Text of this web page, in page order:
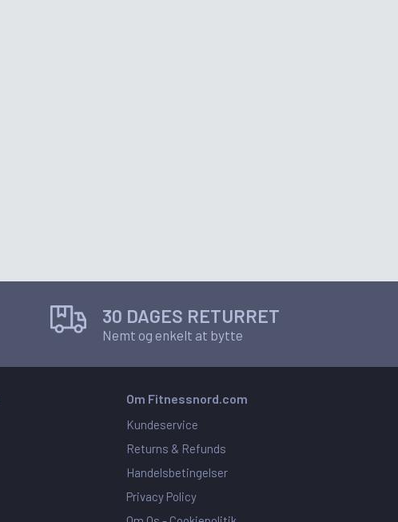
30 DAGES RETURRET
Nemt og enkelt at bytte
Om Fitnessnord.com
Kundeservice
Returns & Refunds
Handelsbetingelser
Privacy Policy